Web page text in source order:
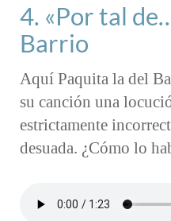
4. «Por tal
Barrio
Aquí Paquita la del
su canción una
estrictamente
desuada. ¿Cómo lo